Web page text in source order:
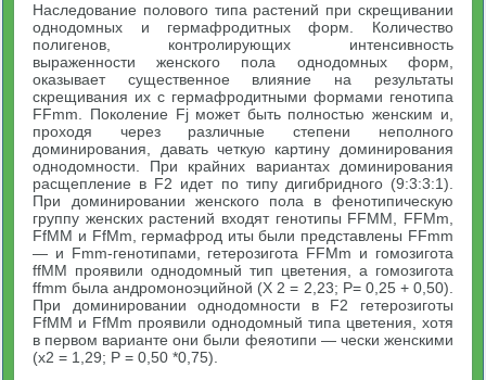
Наследование полового типа растений при скрещивании
однодомных и гермафродитных форм. Количество
полигенов, контролирующих интенсивность
выраженности женского пола однодомных форм,
оказывает существенное влияние на результаты
скрещивания их с гермафродитными формами генотипа
FFmm. Поколение Fj может быть полностью женским и,
проходя через различные степени неполного
доминирования, давать четкую картину доминирования
однодомности. При крайних вариантах доминирования
расщепление в F2 идет по типу дигибридного (9:3:3:1).
При доминировании женского пола в фенотипическую
группу женских растений входят генотипы FFMM, FFMm,
FfMM и FfMm, гермафрод иты были представлены FFmm
— и Fmm-генотипами, гетерозигота FFMm и гомозигота
ffMM проявили однодомный тип цветения, а гомозигота
ffmm была андромоноэцийной (X 2 = 2,23; Р= 0,25 + 0,50).
При доминировании однодомности в F2 гетерозиготы
FfMM и FfMm проявили однодомный типа цветения, хотя
в первом варианте они были феяотипи — чески женскими
(х2 = 1,29; Р = 0,50 *0,75).